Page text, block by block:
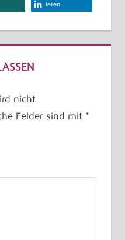
teilen
nicht
Felder sind mit *